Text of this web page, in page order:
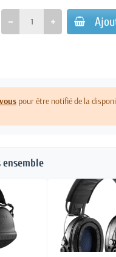
pour être notifié de la
ensemble